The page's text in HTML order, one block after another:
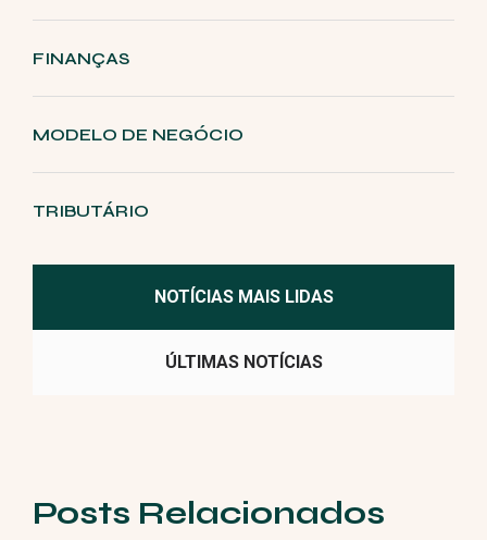
FINANÇAS
MODELO DE NEGÓCIO
TRIBUTÁRIO
NOTÍCIAS MAIS LIDAS
ÚLTIMAS NOTÍCIAS
Posts Relacionados